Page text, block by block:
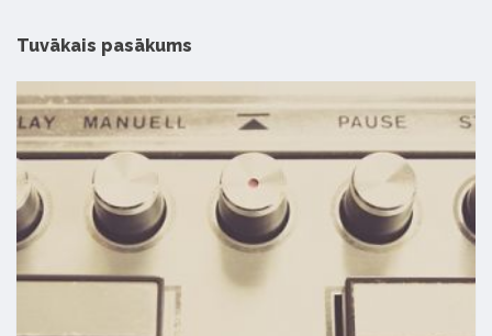
Tuvākais pasākums